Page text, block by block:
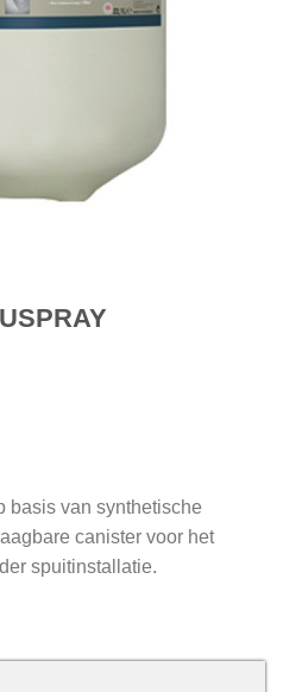
basis van synthetische
canister voor het
spuitinstallatie.